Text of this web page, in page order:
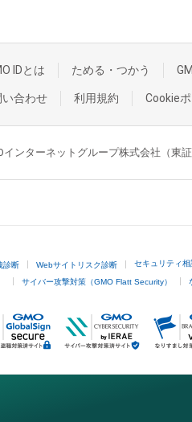
IDとは ためる・つかう
い合わせ 利用規約 Cookie
インターネットグループ株式会社（東
診断 Webサイトリスク診断 セキュリティ
サイバー攻撃対策（GMO Flatt Security）